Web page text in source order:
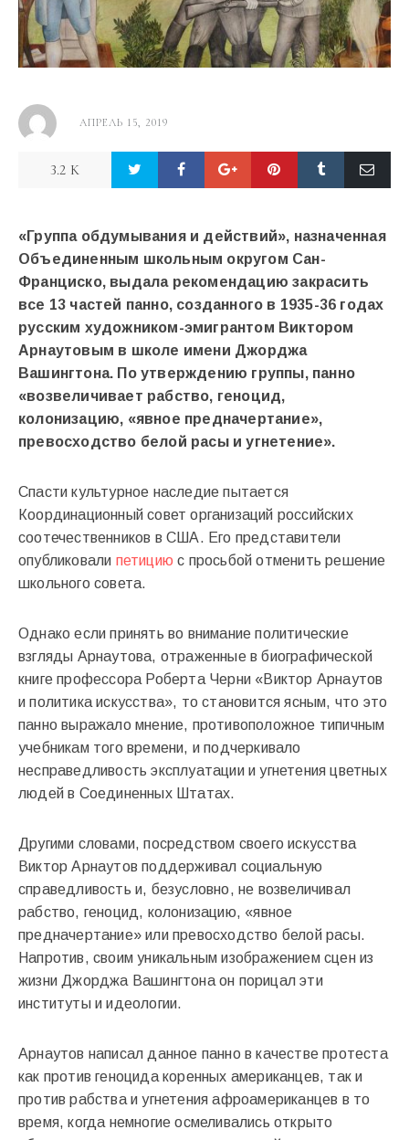
АПРЕЛЬ 15, 2019
3.2 K
«Группа обдумывания и действий», назначенная
Объединенным школьным округом Сан-
Франциско, выдала рекомендацию закрасить
все 13 частей панно, созданного в 1935-36 годах
русским художником-эмигрантом Виктором
Арнаутовым в школе имени Джорджа
Вашингтона. По утверждению группы, панно
«возвеличивает рабство, геноцид,
колонизацию, «явное предначертание»,
превосходство белой расы и угнетение».
Спасти культурное наследие пытается
Координационный совет организаций российских
соотечественников в США. Его представители
опубликовали петицию с просьбой отменить решение
школьного совета.
Однако если принять во внимание политические
взгляды Арнаутова, отраженные в биографической
книге профессора Роберта Черни «Виктор Арнаутов
и политика искусства», то становится ясным, что это
панно выражало мнение, противоположное типичным
учебникам того времени, и подчеркивало
несправедливость эксплуатации и угнетения цветных
людей в Соединенных Штатах.
Другими словами, посредством своего искусства
Виктор Арнаутов поддерживал социальную
справедливость и, безусловно, не возвеличивал
рабство, геноцид, колонизацию, «явное
предначертание» или превосходство белой расы.
Напротив, своим уникальным изображением сцен из
жизни Джорджа Вашингтона он порицал эти
институты и идеологии.
Арнаутов написал данное панно в качестве протеста
как против геноцида коренных американцев, так и
против рабства и угнетения афроамериканцев в то
время, когда немногие осмеливались открыто